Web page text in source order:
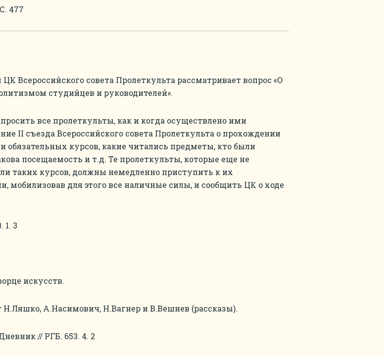
477
Всероссийского совета Пролеткульта рассматривает вопрос «О
студийцев и руководителей».
все пролеткульты, как и когда осуществлено ими
II съезда Всероссийского совета Пролеткульта о прохождении
обязательных курсов, какие читались предметы, кто были
посещаемость и т.д. Те пролеткульты, которые еще не
таких курсов, должны немедленно приступить к их
мобилизовав для этого все наличные силы, и сообщить ЦК о ходе
1. 3
искусств.
А.Насимович, Н.Вагнер и В.Вешнев (рассказы).
// РГБ. 653. 4. 2